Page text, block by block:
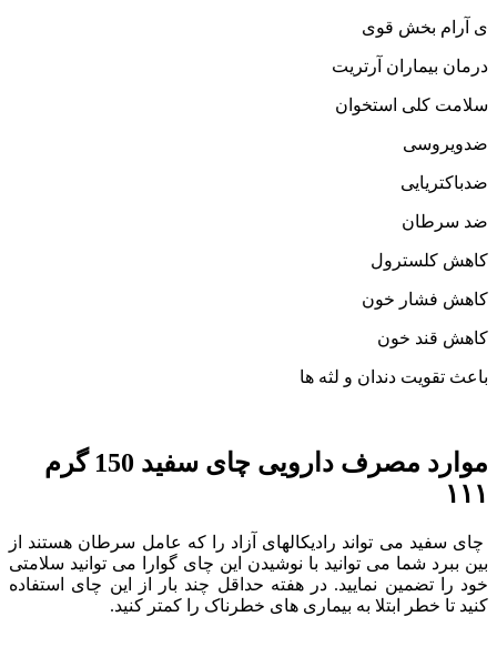
ی آرام بخش قوی
درمان بیماران آرتریت
سلامت کلی استخوان
ضدویروسی
ضدباکتریایی
ضد سرطان
کاهش کلسترول
کاهش فشار خون
کاهش قند خون
باعث تقویت دندان و لثه ها
موارد مصرف دارویی چای سفید 150 گرم
۱۱۱
چای سفید می تواند رادیکالهای آزاد را که عامل سرطان هستند از
بین ببرد شما می توانید با نوشیدن این چای گوارا می توانید سلامتی
خود را تضمین نمایید. در هفته حداقل چند بار از این چای استفاده
کنید تا خطر ابتلا به بیماری های خطرناک را کمتر کنید.